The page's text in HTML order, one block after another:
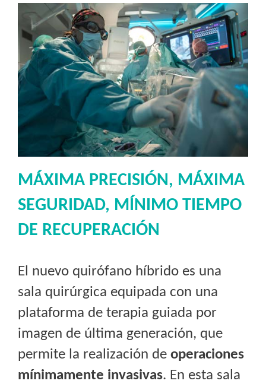
MÁXIMA PRECISIÓN, MÁXIMA
SEGURIDAD, MÍNIMO TIEMPO
DE RECUPERACIÓN
El nuevo quirófano híbrido es una
sala quirúrgica equipada con una
plataforma de terapia guiada por
imagen de última generación, que
permite la realización de operaciones
mínimamente invasivas. En esta sala